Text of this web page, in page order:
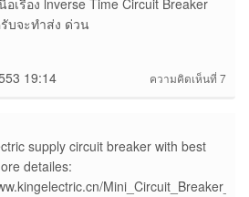
อเรื่อง lnverse Time Circuit Breaker
บจะทำส่ง ด่วน
ความคิดเห็นที่ 7
19:14
supply circuit breaker with best
detailes: